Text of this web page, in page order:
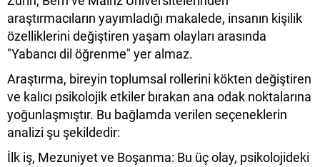
araştırmacıların yayımladığı makalede, insanın kişilik
özelliklerini değiştiren yaşam olayları arasında
"Yabancı dil öğrenme" yer almaz.
​Araştırma, bireyin toplumsal rollerini kökten değiştiren
ve kalıcı psikolojik etkiler bırakan ana odak noktalarına
yoğunlaşmıştır. Bu bağlamda verilen seçeneklerin
analizi şu şekildedir:
​İlk iş, Mezuniyet ve Boşanma: Bu üç olay, psikolojideki